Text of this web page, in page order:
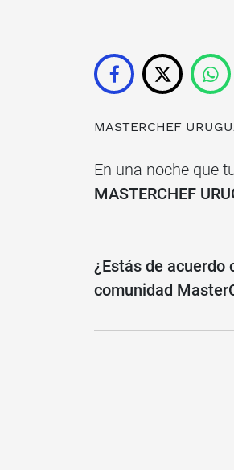
MASTERCHEF
En una noche que
MASTERCHEF
¿Estás de acuerdo
comunidad